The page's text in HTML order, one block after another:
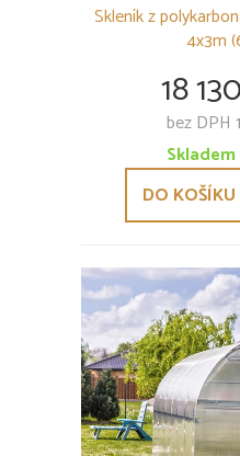
Skleník z
4x3m
18
bez DPH
DO KOŠÍKU